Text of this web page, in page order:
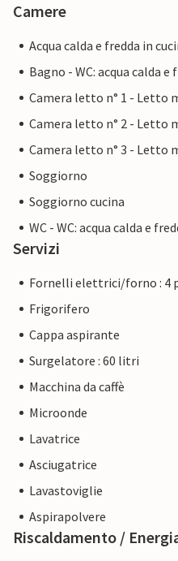
Camere
Acqua calda e fredda in
Bagno - WC: acqua calda e
Camera letto n° 1 - Letto
Camera letto n° 2 - Letto
Camera letto n° 3 - Letto
Soggiorno
Soggiorno cucina
WC - WC: acqua calda e
Servizi
Fornelli elettrici/forno : 4
Frigorifero
Cappa aspirante
Surgelatore : 60 litri
Macchina da caffè
Microonde
Lavatrice
Asciugatrice
Lavastoviglie
Aspirapolvere
Riscaldamento /